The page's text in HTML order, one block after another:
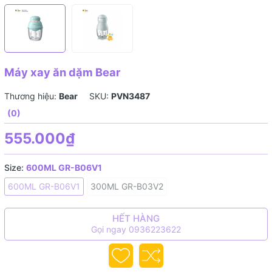
Máy xay ăn dặm Bear
Thương hiệu: Bear SKU: PVN3487
(0)
555.000₫
Size: 600ML GR-B06V1
600ML GR-B06V1
300ML GR-B03V2
HẾT HÀNG
Gọi ngay 0936223622